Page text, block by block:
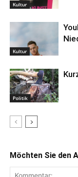
Kultur
Kultur
Politik
Möchten Sie den